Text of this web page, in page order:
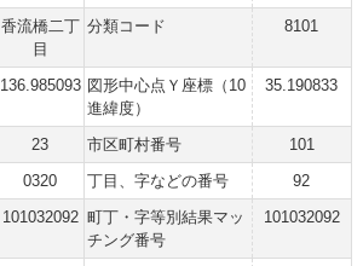
香流橋二丁
目
分類コード 8101
136.985093 図形中心点Ｙ座標（10
進緯度）
35.190833
23 市区町村番号
101
0320 丁目、字などの番号
92
101032092 町丁・字等別結果マッ
チング番号
101032092